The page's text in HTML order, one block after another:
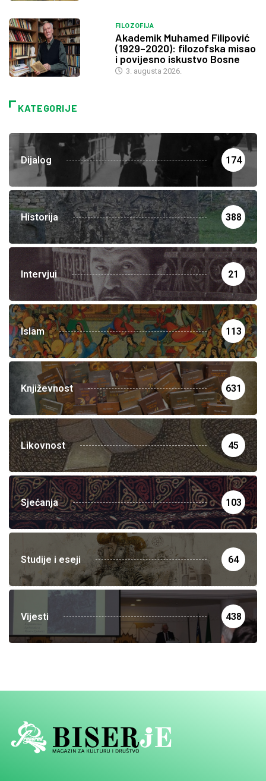
FILOZOFIJA
Akademik Muhamed Filipović
(1929–2020): filozofska misao
i povijesno iskustvo Bosne
3. augusta 2026.
KATEGORIJE
Dijalog 174
Historija 388
Intervjui 21
Islam 113
Književnost 631
Likovnost 45
Sjećanja 103
Studije i eseji 64
Vijesti 438